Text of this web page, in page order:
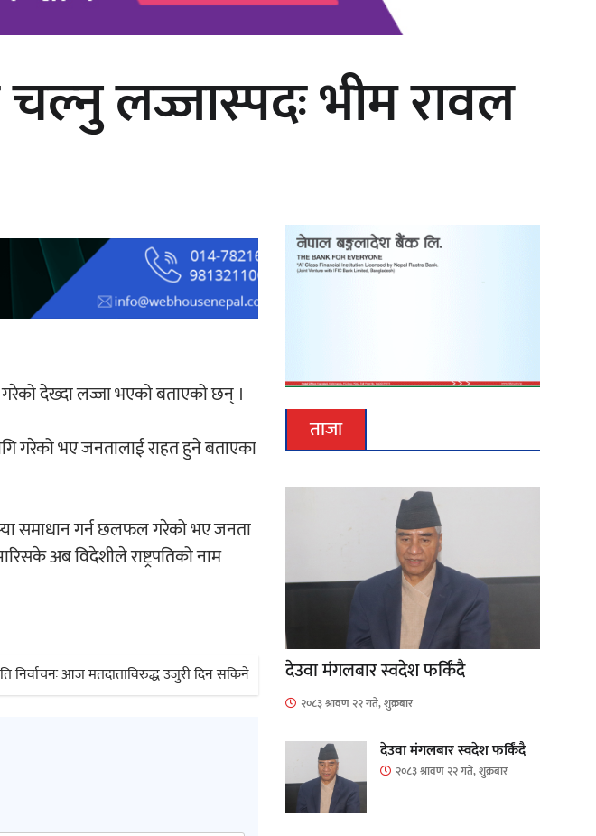
‘संवेदनाका प्रतिध्वनि’
लोकार्पण
‘दुर्गा’ निर्माण गर्दै सम्राट
चल्नु लज्जास्पदः भीम रावल
देख्दा लज्जा भएको बताएको छन् ।
गरेको भए जनतालाई राहत हुने बताएका
समाधान गर्न छलफल गरेको भए जनता
अब विदेशीले राष्ट्रपतिको नाम
निर्वाचनः आज मतदाताविरुद्ध उजुरी दिन सकिने
ताजा
देउवा मंगलबार स्वदेश फर्किंदै
२०८३ श्रावण २२ गते, शुक्रबार
देउवा मंगलबार स्वदेश फर्किंदै
२०८३ श्रावण २२ गते, शुक्रबार